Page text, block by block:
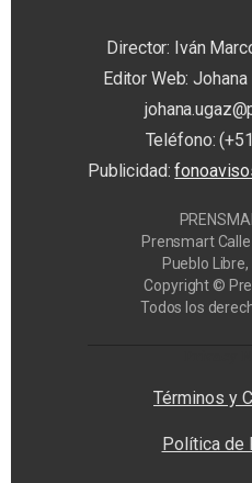
Director: Iván
Editor Web:
Teléfono:
Publicidad:
Prensmart
Pueblo
Copyright ©
Todos los
Términos y
Política de